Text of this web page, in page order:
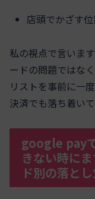
店頭でかざす
私の視点で言いま
ードの問題ではな
リストを事前に一
決済でも落ち着い
google pay
きない時に
ド別の落と